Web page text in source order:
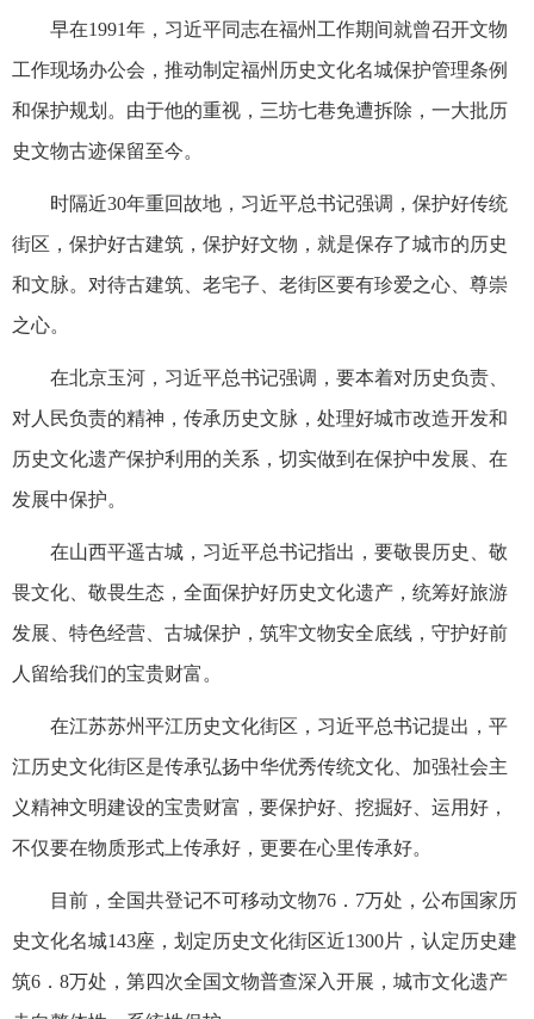
早在1991年，习近平同志在福州工作期间就曾召开文物
工作现场办公会，推动制定福州历史文化名城保护管理条例
和保护规划。由于他的重视，三坊七巷免遭拆除，一大批历
史文物古迹保留至今。
时隔近30年重回故地，习近平总书记强调，保护好传统
街区，保护好古建筑，保护好文物，就是保存了城市的历史
和文脉。对待古建筑、老宅子、老街区要有珍爱之心、尊崇
之心。
在北京玉河，习近平总书记强调，要本着对历史负责、
对人民负责的精神，传承历史文脉，处理好城市改造开发和
历史文化遗产保护利用的关系，切实做到在保护中发展、在
发展中保护。
在山西平遥古城，习近平总书记指出，要敬畏历史、敬
畏文化、敬畏生态，全面保护好历史文化遗产，统筹好旅游
发展、特色经营、古城保护，筑牢文物安全底线，守护好前
人留给我们的宝贵财富。
在江苏苏州平江历史文化街区，习近平总书记提出，平
江历史文化街区是传承弘扬中华优秀传统文化、加强社会主
义精神文明建设的宝贵财富，要保护好、挖掘好、运用好，
不仅要在物质形式上传承好，更要在心里传承好。
目前，全国共登记不可移动文物76．7万处，公布国家历
史文化名城143座，划定历史文化街区近1300片，认定历史建
筑6．8万处，第四次全国文物普查深入开展，城市文化遗产